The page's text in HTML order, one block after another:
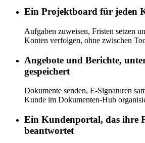
Ein Projektboard für jeden
Aufgaben zuweisen, Fristen setzen
Konten verfolgen, ohne zwischen
Angebote und Berichte,
gespeichert
Dokumente senden, E-Signaturen
Kunde im Dokumenten-Hub
Ein Kundenportal, das ihre
beantwortet